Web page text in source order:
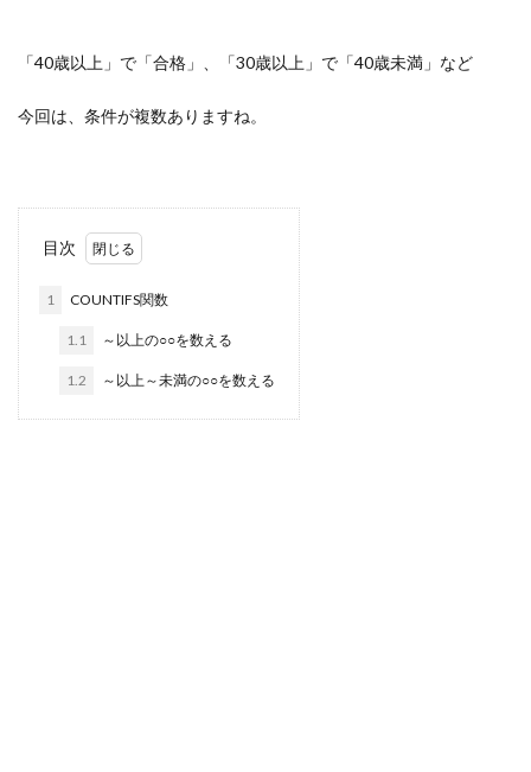
「40歳以上」で「合格」、「30歳以上」で「40歳未満」など
今回は、条件が複数ありますね。
目次
1 COUNTIFS関数
1.1 ～以上の○○を数える
1.2 ～以上～未満の○○を数える